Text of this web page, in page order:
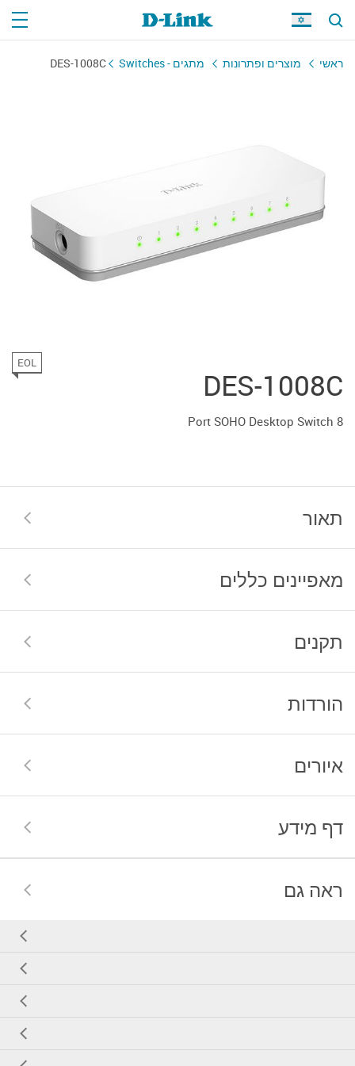
ראשי מוצרים ופתרונות מתגים - Switches DES-1008C
DES-1008C
EOL
8 Port SOHO Desktop Switch
תאור
מאפיינים כללים
תקנים
הורדות
איורים
דף מידע
ראה גם